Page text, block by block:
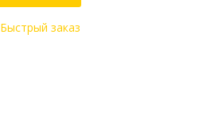
Быстрый заказ